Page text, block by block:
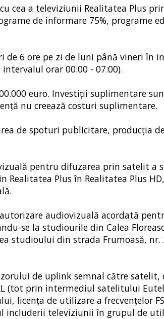
cea a televiziunii Realitatea Plus
de informare 75%, programe
de 6 ore pe zi de luni până vineri în
orar 00:00 - 07:00).
euro. Investiții suplimentare
nu creează costuri suplimentare.
de spoturi publicitare, producția
pentru difuzarea prin satelit a
Realitatea Plus în Realitatea Plus
audiovizuală acordată
se la studiourile din Calea
studioului din strada Frumoasă, nr.
de uplink semnal către satelit,
(tot prin intermediul satelitului
licența de utilizare a frecvențelor
includerii televiziunii în grupul de